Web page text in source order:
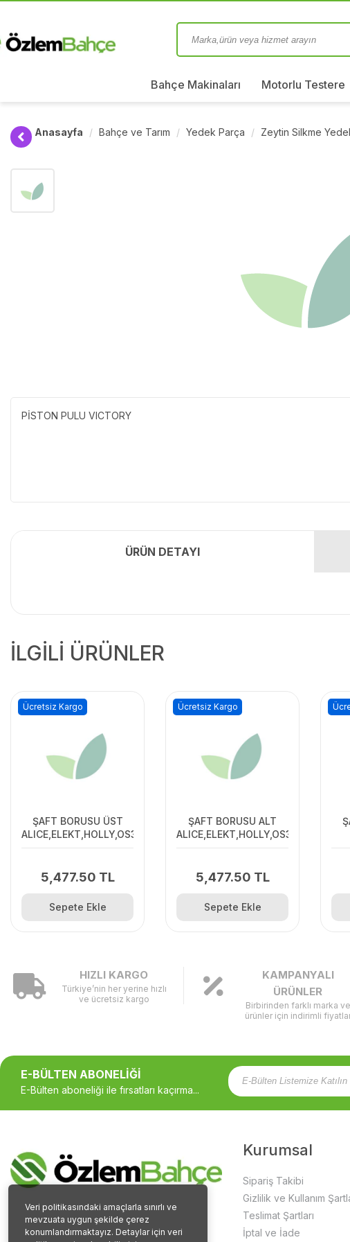
Veri politikasındaki amaçlarla sınırlı ve
mevzuata uygun şekilde çerez
konumlandırmaktayız. Detaylar için veri
Bahçe Makinaları Motorlu Testere
Anasayfa Bahçe ve Tarım Yedek Parça Zeytin Silkme
PİSTON PULU VICTORY
ÜRÜN DETAYI
İLGİLİ ÜRÜNLER
ŞAFT BORUSU ÜST
ALICE,ELEKT,HOLLY,OS305
5,477.50 TL
Ücretsiz Kargo
Sepete Ekle
ŞAFT BORUSU ALT
ALICE,ELEKT,HOLLY,OS305
5,477.50 TL
Ücretsiz Kargo
Sepete Ekle
HIZLI KARGO
Türkiye’nin her yerine hızlı
ve ücretsiz kargo
KAMPANYALI
ÜRÜNLER
Birbirinden farklı marka ve
ürünler için indirimli
E-BÜLTEN ABONELİĞİ
E-Bülten aboneliği ile fırsatları kaçırma...
Kurumsal
Sipariş Takibi
Gizlilik ve Kullanım
Teslimat Şartları
İptal ve İade